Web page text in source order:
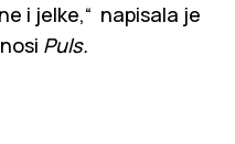
i jelke,“ napisala je
Puls.